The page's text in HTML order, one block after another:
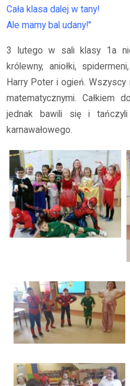
Cała klasa dalej w tany!
Ale mamy bal udany!"
3 lutego w sali klasy 1a
królewny, aniołki,
Harry Poter i ogień.
matematycznymi. Całkiem
jednak bawili się i
karnawałowego.